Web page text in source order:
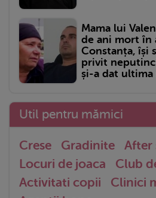
Mama lui
de ani mort în
Constanța, își
privit
și-a dat ultima
Util pentru mămici
Crese Gradinite After
Locuri de joaca
Club
Activitati copii
Clinici